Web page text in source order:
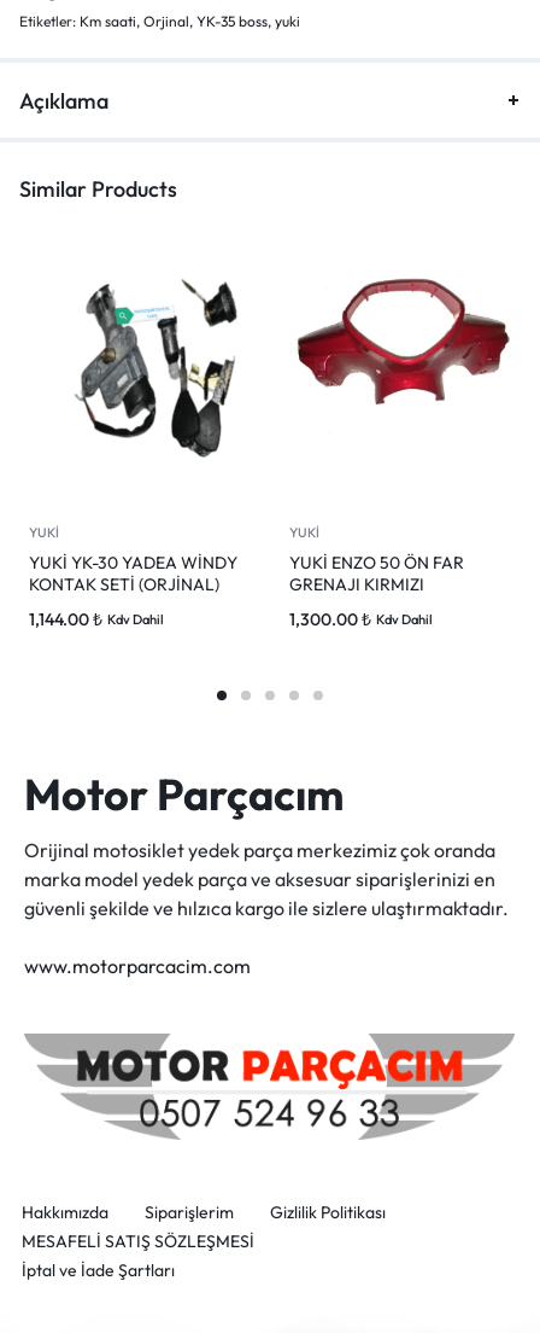
Etiketler: Km saati, Orjinal, YK-35 boss, yuki
Açıklama
Similar Products
YUKİ
YUKİ YK-30 YADEA WİNDY
KONTAK SETİ (ORJİNAL)
1,144.00₺ Kdv Dahil
YUKİ
YUKİ ENZO 50 ÖN FAR
GRENAJI KIRMIZI
1,300.00₺ Kdv Dahil
Motor Parçacım
Orijinal motosiklet yedek parça merkezimiz çok oranda
marka model yedek parça ve aksesuar siparişlerinizi en
güvenli şekilde ve hılzıca kargo ile sizlere ulaştırmaktadır.
www.motorparcacim.com
Hakkımızda Siparişlerim
Gizlilik Politikası
MESAFELİ SATIŞ SÖZLEŞMESİ
İptal ve İade Şartları